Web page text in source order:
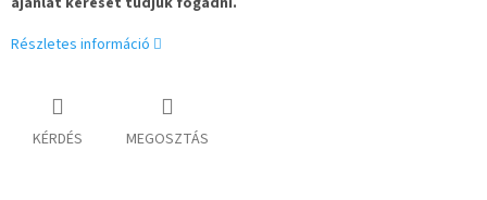
Részletes információ
KÉRDÉS MEGOSZTÁS